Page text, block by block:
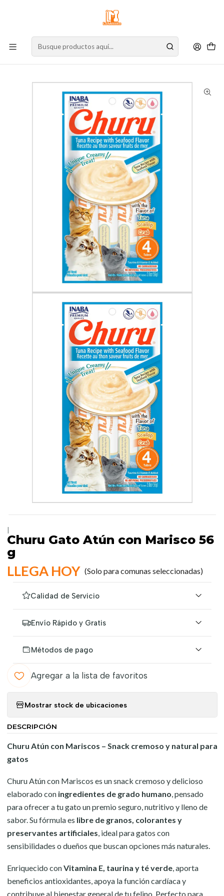
Nuestro stock online es independiente de la tienda física.
Compre por la web para garantizar sus productos y espere nuestra
Inicio Gato Alimento para Gatos
Cremosos
Churu Gato Atún con Marisco 56 g
Churu Gato Atún con Marisco 56
g
LLEGA HOY (Solo para comunas seleccionadas)
Calidad de Servicio
Envío Rápido y Gratis
Métodos de pago
Agregar a la lista de favoritos
Mostrar stock de ubicaciones
DESCRIPCIÓN
Churu Atún con Mariscos – Snack cremoso y natural para
gatos
Churu Atún con Mariscos es un snack cremoso y delicioso
elaborado con ingredientes de grado humano, pensado
para ofrecer a tu gato un premio seguro, nutritivo y lleno de
sabor. Su fórmula es libre de granos, colorantes y
preservantes artificiales, ideal para gatos con
sensibilidades o dueños que buscan opciones más naturales.
Enriquecido conVitamina E, taurina y té verde, aporta
beneficios antioxidantes, apoya la función cardíaca y
contribuye al bienestar general de tu felino. Perfecto para